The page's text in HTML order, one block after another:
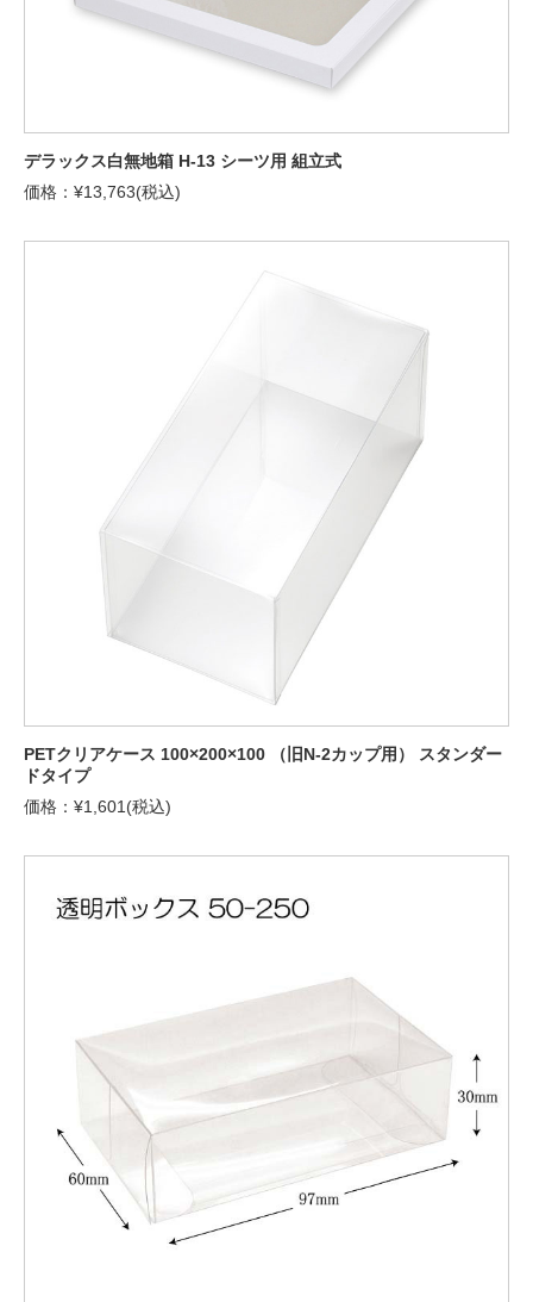
デラックス白無地箱 H-13 シーツ用 組立式
価格：¥13,763(税込)
PETクリアケース 100×200×100 （旧N-2カップ用） スタンダー
ドタイプ
価格：¥1,601(税込)